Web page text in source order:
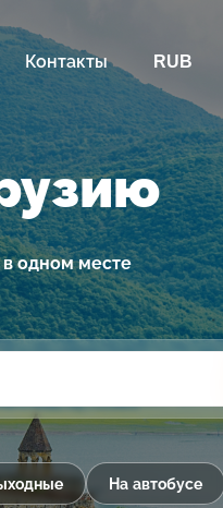
Контакты RUB
одном месте
На автобусе